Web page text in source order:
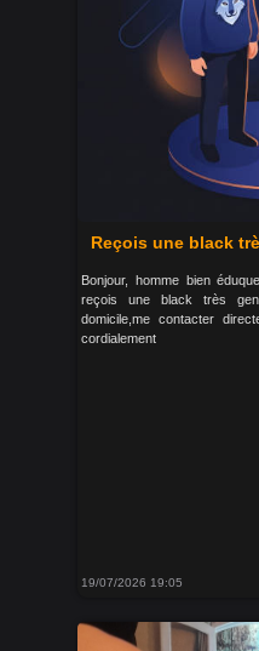
Reçois une black
Bonjour, homme bien
reçois une black très
domicile,me contacter
cordialement
19/07/2026 19:05